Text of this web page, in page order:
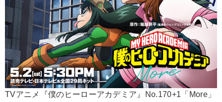
TVアニメ『僕のヒーローアカデミア』No.170+1「More」